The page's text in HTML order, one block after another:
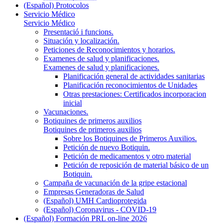
(Español) Protocolos
Servicio Médico
Servicio Médico
Presentació i funcions.
Situación y localización.
Peticiones de Reconocimientos y horarios.
Examenes de salud y planificaciones.
Examenes de salud y planificaciones.
Planificación general de actividades sanitarias
Planificación reconocimientos de Unidades
Otras prestaciones: Certificados incorporacion
inicial
Vacunaciones.
Botiquines de primeros auxilios
Botiquines de primeros auxilios
Sobre los Botiquines de Primeros Auxilios.
Petición de nuevo Botiquin.
Petición de medicamentos y otro material
Petición de reposición de material básico de un
Botiquin.
Campaña de vacunación de la gripe estacional
Empresas Generadoras de Salud
(Español) UMH Cardioprotegida
(Español) Coronavirus - COVID-19
(Español) Formación PRL on-line 2026